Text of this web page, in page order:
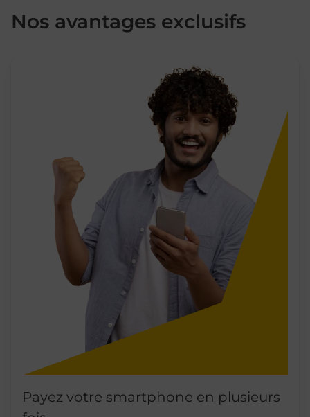
Nos avantages exclusifs
Payez votre smartphone en plusieurs